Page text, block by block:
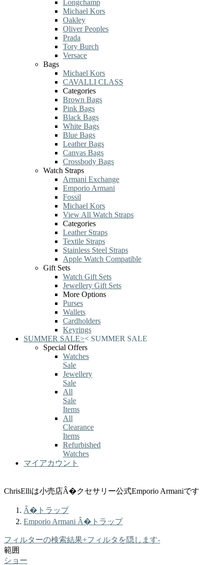
Longchamp
Michael Kors
Oakley
Oliver Peoples
Prada
Tory Burch
Versace
Bags
Michael Kors
CAVALLI CLASS
Categories
Brown Bags
Pink Bags
Black Bags
White Bags
Blue Bags
Leather Bags
Canvas Bags
Crossbody Bags
Watch Straps
Armani Exchange
Emporio Armani
Fossil
Michael Kors
View All Watch Straps
Categories
Leather Straps
Textile Straps
Stainless Steel Straps
Apple Watch Compatible
Gift Sets
Watch Gift Sets
Jewellery Gift Sets
More Options
Purses
Wallets
Cardholders
Keyrings
SUMMER SALE>< SUMMER SALE
Special Offers
Watches
Sale
Jewellery
Sale
All
Sale
Items
All
Clearance
Items
Refurbished
Watches
マイアカウント
ChrisElliは小売店Â�クセサリー公式Emporio Armaniです
Â�トラップ
Emporio Armani Â�トラップ
フィルターの検索結果+フィルタを隠します-
範囲
ショー